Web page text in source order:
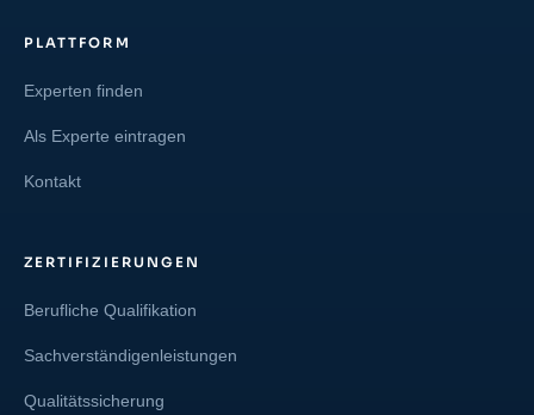
PLATTFORM
Experten finden
Als Experte eintragen
Kontakt
ZERTIFIZIERUNGEN
Berufliche Qualifikation
Sachverständigenleistungen
Qualitätssicherung